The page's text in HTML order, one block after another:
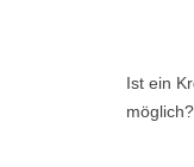
Ist ein
möglich?